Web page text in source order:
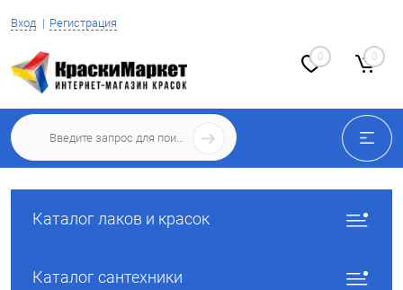
Вход Регистрация
0 0
Каталог лаков и красок
Каталог сантехники